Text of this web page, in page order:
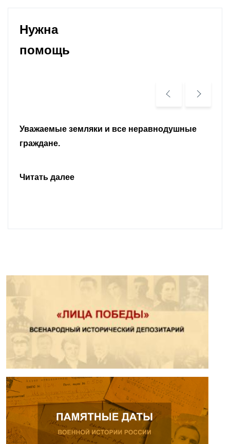
Нужна
помощь
Уважаемые земляки и все неравнодушные
граждане.
Читать далее